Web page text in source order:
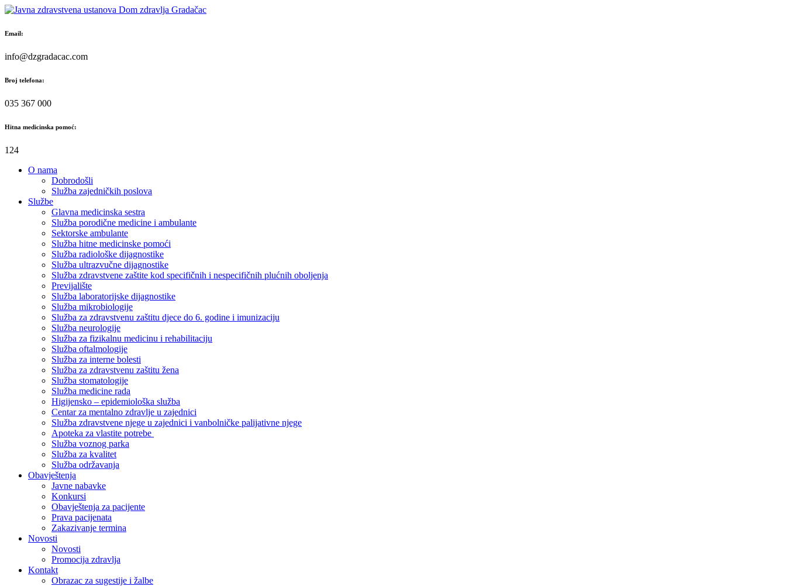
Skip
content
Email:
info@dzgradacac.com
Broj telefona:
035 367 000
Hitna medicinska pomoć:
124
O nama
Dobrodošli
Služba zajedničkih poslova
Službe
Glavna medicinska sestra
Služba porodične medicine i ambulante
Sektorske ambulante
Služba hitne medicinske pomoći
Služba radiološke dijagnostike
Služba ultrazvučne dijagnostike
Služba zdravstvene zaštite kod specifičnih i nespecifičnih plućnih oboljenja
Previjalište
Služba laboratorijske dijagnostike
Služba mikrobiologije
Služba za zdravstvenu zaštitu djece do 6. godine i imunizaciju
Služba neurologije
Služba za fizikalnu medicinu i rehabilitaciju
Služba oftalmologije
Služba za interne bolesti
Služba za zdravstvenu zaštitu žena
Služba stomatologije
Služba medicine rada
Higijensko – epidemiološka služba
Centar za mentalno zdravlje u zajednici
Služba zdravstvene njege u zajednici i vanbolničke palijativne njege
Apoteka za vlastite potrebe
Služba voznog parka
Služba za kvalitet
Služba održavanja
Obavještenja
Javne nabavke
Konkursi
Obavještenja za pacijente
Prava pacijenata
Zakazivanje termina
Novosti
Novosti
Promocija zdravlja
Kontakt
Obrazac za sugestije i žalbe